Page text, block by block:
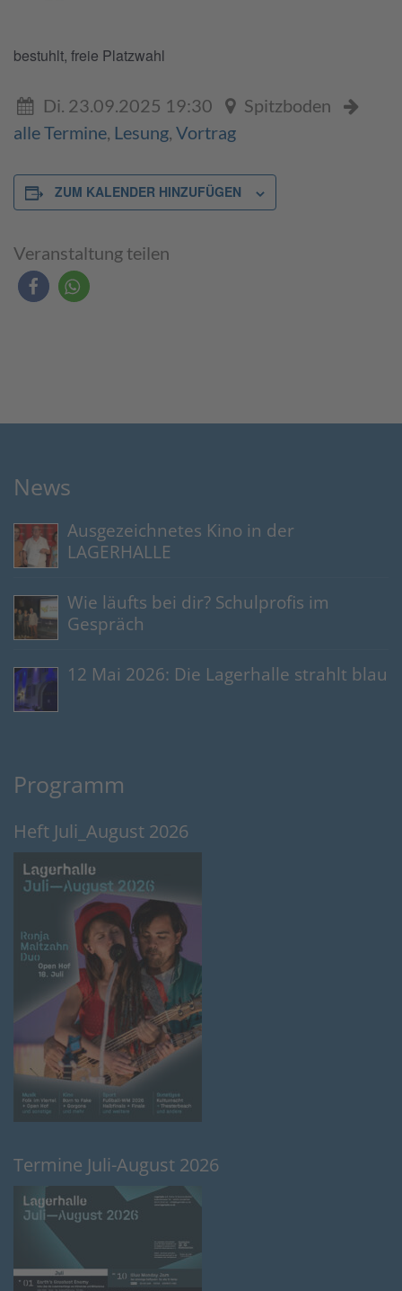
bestuhlt, freie Platzwahl
Di. 23.09.2025 19:30
Spitzboden
alle Termine, Lesung, Vortrag
ZUM KALENDER HINZUFÜGEN
Veranstaltung teilen
News
Ausgezeichnetes Kino in der
LAGERHALLE
Wie läufts bei dir? Schulprofis im
Gespräch
12 Mai 2026: Die Lagerhalle strahlt blau
Programm
Heft Juli_August 2026
Termine Juli-August 2026